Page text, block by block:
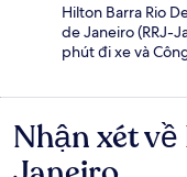
Hilton Barra Rio
de Janeiro (RRJ-
phút đi xe và
Nhận
xét
Nhận xét